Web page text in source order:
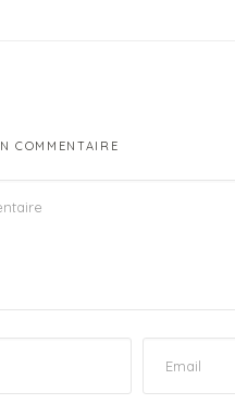
COMMENTAIRE